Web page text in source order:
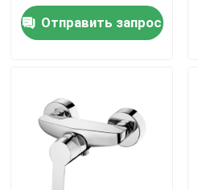
Продукция
Наша фабрика
контроль качества
с антикаменной
конструкцией и FOB
Отправить запрос